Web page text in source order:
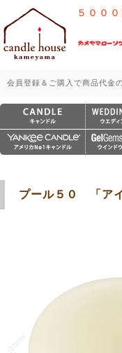
５０００
会員登録＆ご購入で商品代金
プール５０ 「アイ